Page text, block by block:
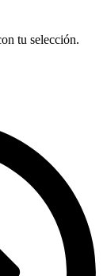
tu selección.